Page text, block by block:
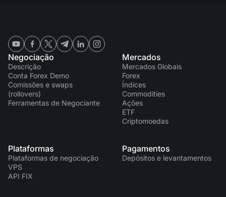
Negociação
Descrição
Conta Forex Demo
Comissões e swaps
(rollovers)
Ferramentas de Negociante
Mercados
Mercados Globais
Forex
Índices
Commodities
Ações
ETF
Criptomoedas
Plataformas
Plataformas de negociação
VPS
API FIX
Pagamentos
Depósitos e levantamentos